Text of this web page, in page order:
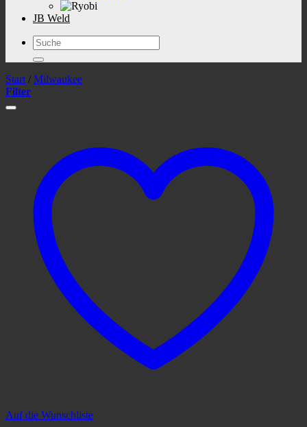
JB Weld
Suchen
nach:
Start / Milwaukee
Filter
Auf die Wunschliste